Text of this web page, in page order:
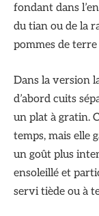
fondant dans
du tian ou de la
pommes de
Dans la version
d’abord cuits
un plat à gratin.
temps, mais elle
un goût plus
ensoleillé et
servi tiède ou à